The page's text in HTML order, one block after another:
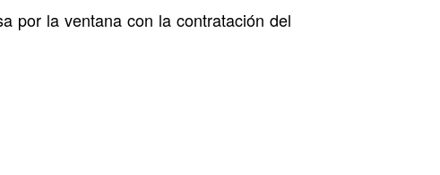
por la ventana con la contratación del